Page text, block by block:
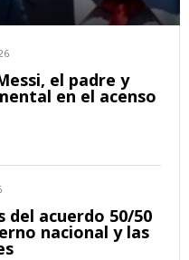
el padre y
en el acenso
del acuerdo 50/50
nacional y las